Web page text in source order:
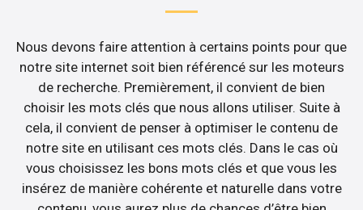
Nous devons faire attention à certains points pour que
notre site internet soit bien référencé sur les moteurs
de recherche. Premièrement, il convient de bien
choisir les mots clés que nous allons utiliser. Suite à
cela, il convient de penser à optimiser le contenu de
notre site en utilisant ces mots clés. Dans le cas où
vous choisissez les bons mots clés et que vous les
insérez de manière cohérente et naturelle dans votre